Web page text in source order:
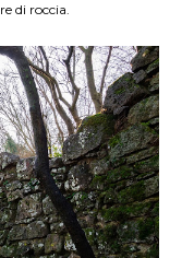
di roccia.